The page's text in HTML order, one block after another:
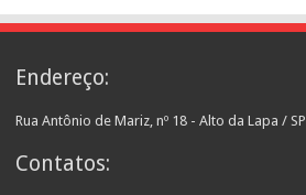
Endereço:
Rua Antônio de Mariz, nº 18 - Alto da Lapa / SP
Contatos: